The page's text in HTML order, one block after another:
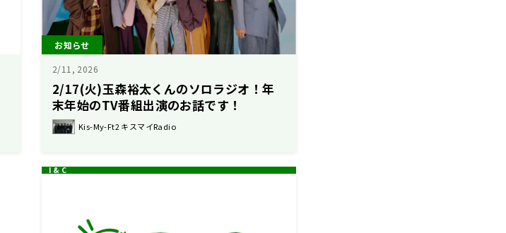
お知らせ
2/11, 2026
2/17(火)玉森裕太くんのソロラジオ！年
末年始のTV番組出演のお話です！
Kis-My-Ft2 キスマイRadio